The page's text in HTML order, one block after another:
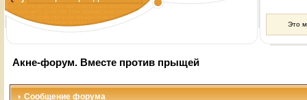
Это
Акне-форум. Вместе против прыщей
Сообщение форума